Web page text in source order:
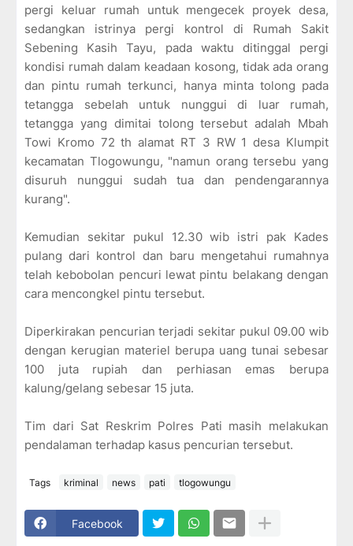
pergi keluar rumah untuk mengecek proyek desa,
sedangkan istrinya pergi kontrol di Rumah Sakit
Sebening Kasih Tayu, pada waktu ditinggal pergi
kondisi rumah dalam keadaan kosong, tidak ada orang
dan pintu rumah terkunci, hanya minta tolong pada
tetangga sebelah untuk nunggui di luar rumah,
tetangga yang dimitai tolong tersebut adalah Mbah
Towi Kromo 72 th alamat RT 3 RW 1 desa Klumpit
kecamatan Tlogowungu, "namun orang tersebu yang
disuruh nunggui sudah tua dan pendengarannya
kurang".
Kemudian sekitar pukul 12.30 wib istri pak Kades
pulang dari kontrol dan baru mengetahui rumahnya
telah kebobolan pencuri lewat pintu belakang dengan
cara mencongkel pintu tersebut.
Diperkirakan pencurian terjadi sekitar pukul 09.00 wib
dengan kerugian materiel berupa uang tunai sebesar
100 juta rupiah dan perhiasan emas berupa
kalung/gelang sebesar 15 juta.
Tim dari Sat Reskrim Polres Pati masih melakukan
pendalaman terhadap kasus pencurian tersebut.
Tags kriminal news pati tlogowungu
Facebook